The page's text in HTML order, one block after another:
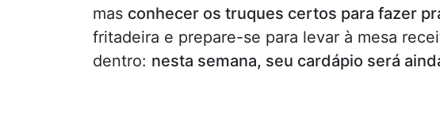
mas conhecer os truques certos para fazer
fritadeira e prepare-se para levar à mesa
dentro: nesta semana, seu cardápio será